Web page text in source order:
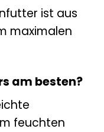
ist aus
maximalen
am besten?
feuchten